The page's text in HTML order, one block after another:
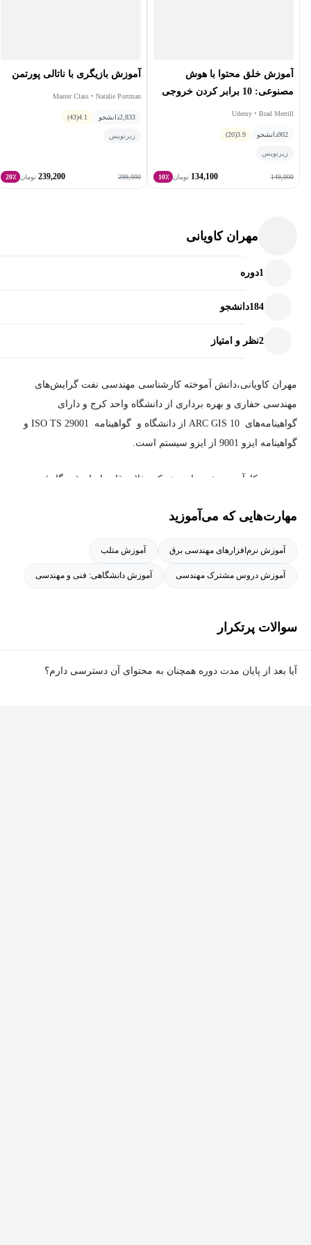
پرکاربردی هستش که از جمله آن‌ها ایجاد متغیرها و عبارات نمادین،
ایجاد ماتریس با استفاده از متغیرهای نمادین، ارزیابی عبارات نمادین،
آموزش خلق محتوا با هوش
مصنوعی: 10 برابر کردن خروجی
شما با ChatGPT
Udemy • Brad Merrill
902دانشجو 3.9
(20)
زیرنویس
149,000
134,100 تومان 10٪
آموزش بازیگری با ناتالی پورتمن
Master Class • Natalie Portman
2,833دانشجو 4.1
(43)
زیرنویس
299,000
239,200 تومان 20٪
مهران کاویانی
1دوره
184دانشجو
2نظر و امتیاز
مهران کاویانی،دانش آموخته کارشناسی مهندسی نفت گرایش‌های
مهندسی حفاری و بهره برداری از دانشگاه واحد کرج و دارای
گواهینامه‌های ARC GIS 10 از دانشگاه و گواهینامه ISO TS 29001 و
گواهینامه ایزو 9001 از ایزو سیستم است.
وی دوره کارآموزی خود را در شرکت فلات قاره ایران (بهرگان) سپری
برنامه‌نویسی پایتون، جاوا، متلب، جاوا اسکریپت، پی اچ پی اشاره
نرم‌افزار را دارد. از سوابق آموزشی ایشان می‌توان به سابقه تدریس
در بیش از 50 دوره و آموزشگاه‌های مختلف در زمینه کامپیوتر و
مهارت‌هایی که می‌آموزید
آموزش نرم‌افزارهای مهندسی برق آموزش متلب
آموزش دروس مشترک مهندسی آموزش دانشگاهی: فنی و مهندسی
سوالات پرتکرار
آیا بعد از پایان مدت دوره همچنان به محتوای آن دسترسی دارم؟